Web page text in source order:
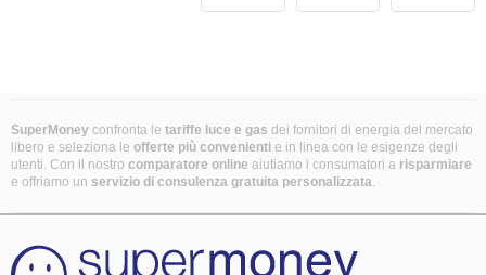
SuperMoney confronta le tariffe luce e gas dei fornitori di energia del mercato
libero e seleziona le offerte più convenienti e in linea con le esigenze degli
utenti. Con il nostro comparatore online aiutiamo i consumatori a risparmiare
e offriamo un servizio di consulenza gratuita personalizzata.